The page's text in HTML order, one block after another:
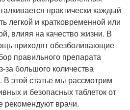
практически каждый
легкой и кратковременной или
влияя на качество жизни. В
приходят обезболивающие
правильного препарата
большого количества
этой статье мы рассмотрим
и безопасных таблеток от
рекомендуют врачи.